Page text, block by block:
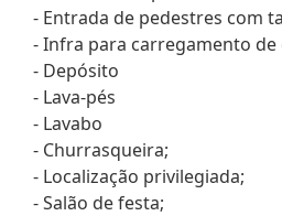
- Entrada de pedestres com
- Infra para carregamento
- Depósito
- Lava-pés
- Lavabo
- Churrasqueira;
- Localização privilegiada;
- Salão de festa;